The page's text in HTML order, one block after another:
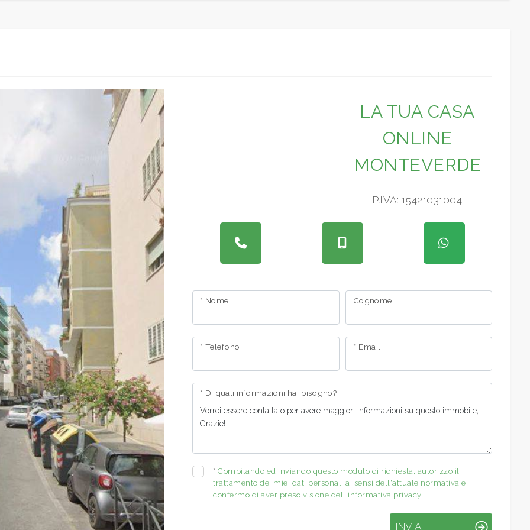
LA TUA CASA
ONLINE
MONTEVERDE
P.IVA: 15421031004
* Nome Cognome
* Telefono * Email
* Di quali informazioni hai bisogno?
*Compilando ed inviando questo modulo di richiesta, autorizzo il
trattamento dei miei dati personali ai sensi dell'attuale normativa e
confermo di aver preso visione dell'informativa privacy.
INVIA